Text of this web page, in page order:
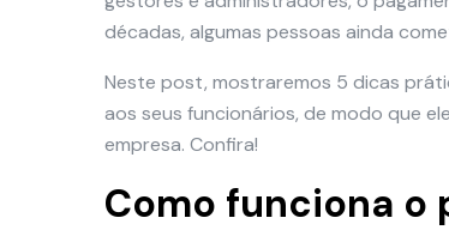
décadas, algumas pessoas ainda
Neste post, mostraremos 5 dicas
aos seus funcionários, de modo que
empresa. Confira!
Como funciona o